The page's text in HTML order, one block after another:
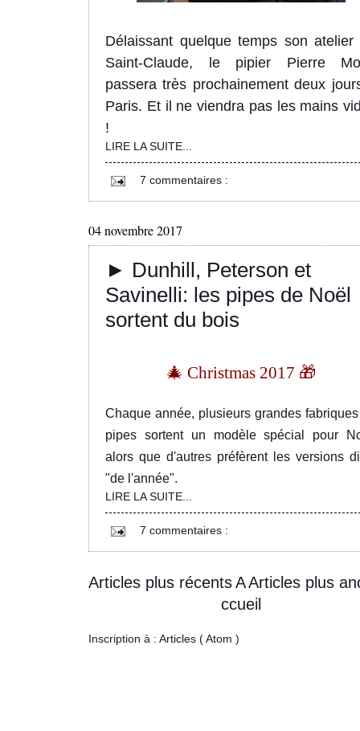
Dél aissant quelque temps son atelier
Saint-Claude, le pipier Pierre
passera très prochainement deux
Paris. Et il ne viendra pas les mains
!
LIRE LA SUITE...
7 commentaires :
04 novembre 2017
► Dunhill, Peterson et
Savinelli: les pipes de Noël
sortent du bois
🎄 Christmas 2017 🎁
Chaque année, plusieurs grandes
pipes sortent un modèle spécial pour
alors que d'autres préfèrent les versions
"de l'année".
LIRE LA SUITE...
7 commentaires :
Articles plus récents Articles plus
A
ccueil
Inscription à : Articles ( Atom )